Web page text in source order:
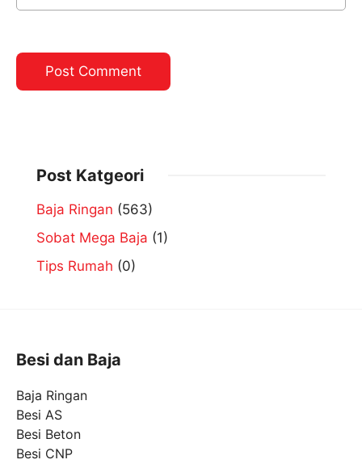
Post Katgeori
Baja Ringan (563)
Sobat Mega Baja (1)
Tips Rumah (0)
Besi dan Baja
Baja Ringan
Besi AS
Besi Beton
Besi CNP